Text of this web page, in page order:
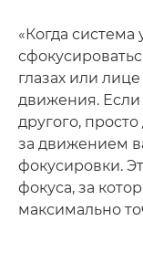
«Когда система
глазах или
движения. Если
другого,
за движением
фокусировки.
фокуса, за
максимально